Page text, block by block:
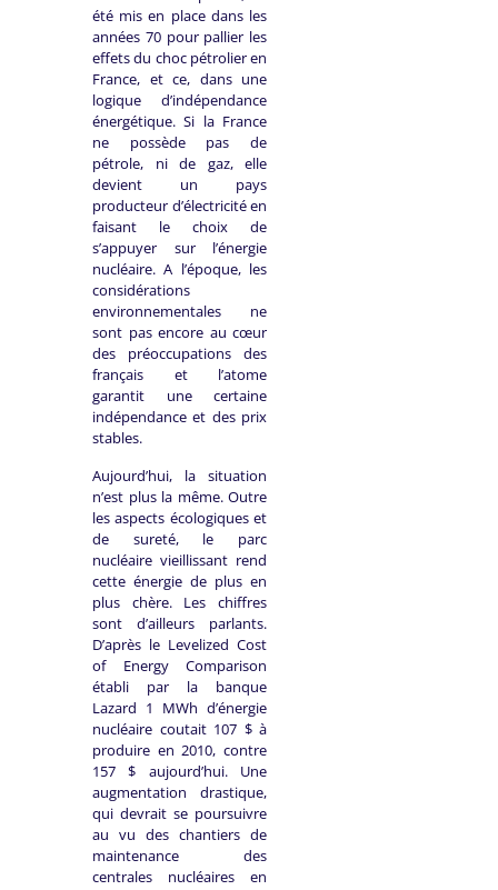
été mis en place dans les
années 70 pour pallier les
effets du choc pétrolier en
France, et ce, dans une
logique d’indépendance
énergétique. Si la France
ne possède pas de
pétrole, ni de gaz, elle
devient un pays
producteur d’électricité en
faisant le choix de
s’appuyer sur l’énergie
nucléaire. A l’époque, les
considérations
environnementales ne
sont pas encore au cœur
des préoccupations des
français et l’atome
garantit une certaine
indépendance et des prix
stables.
Aujourd’hui, la situation
n’est plus la même. Outre
les aspects écologiques et
de sureté, le parc
nucléaire vieillissant rend
cette énergie de plus en
plus chère. Les chiffres
sont d’ailleurs parlants.
D’après le Levelized Cost
of Energy Comparison
établi par la banque
Lazard 1 MWh d’énergie
nucléaire coutait 107 $ à
produire en 2010, contre
157 $ aujourd’hui. Une
augmentation drastique,
qui devrait se poursuivre
au vu des chantiers de
maintenance des
centrales nucléaires en